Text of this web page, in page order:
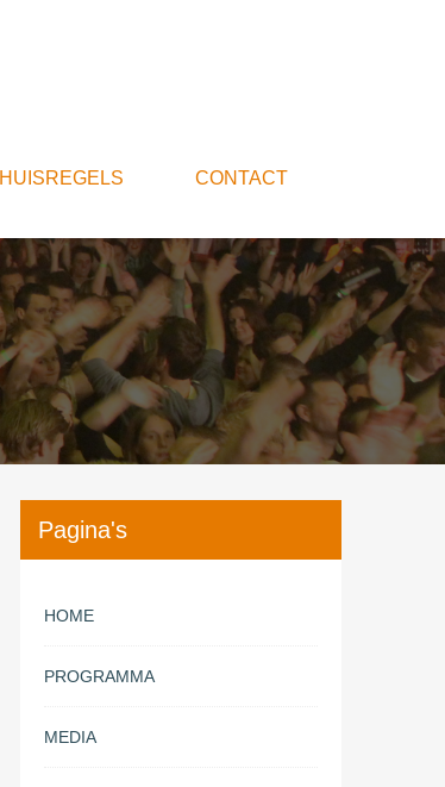
HUISREGELS CONTACT
Pagina's
HOME
PROGRAMMA
MEDIA